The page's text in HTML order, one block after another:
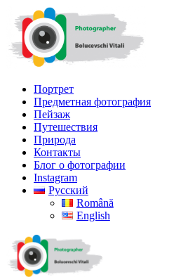
Портрет
Предметная фотография
Пейзаж
Путешествия
Природа
Контакты
Блог о фотографии
Instagram
Русский
Română
English